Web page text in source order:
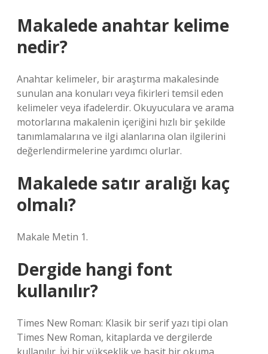
Makalede anahtar kelime
nedir?
Anahtar kelimeler, bir araştırma makalesinde
sunulan ana konuları veya fikirleri temsil eden
kelimeler veya ifadelerdir. Okuyuculara ve arama
motorlarına makalenin içeriğini hızlı bir şekilde
tanımlamalarına ve ilgi alanlarına olan ilgilerini
değerlendirmelerine yardımcı olurlar.
Makalede satır aralığı kaç
olmalı?
Makale Metin 1.
Dergide hangi font
kullanılır?
Times New Roman: Klasik bir serif yazı tipi olan
Times New Roman, kitaplarda ve dergilerde